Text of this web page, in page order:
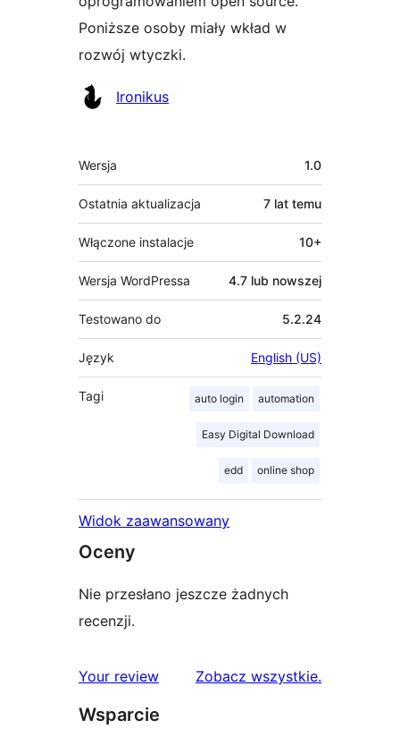
Poniższe osoby miały wkład w
rozwój wtyczki.
Zaangażowani
Ironikus
Meta
Wersja 1.0
Ostatnia aktualizacja 7 lat temu
Włączone instalacje 10+
Wersja WordPressa 4.7 lub nowszej
Testowano do 5.2.24
Język English (US)
Tagi auto login automation
Easy Digital Download
edd online shop
Widok zaawansowany
Oceny
Nie przesłano jeszcze żadnych
recenzji.
Your review Zobacz wszystkierecenzje
.
Wsparcie